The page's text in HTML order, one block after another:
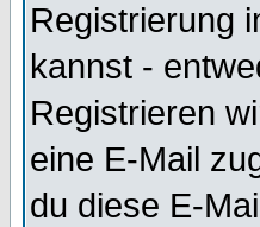
Registrierung
kannst -
Registrieren
eine E-Mail
du diese E-